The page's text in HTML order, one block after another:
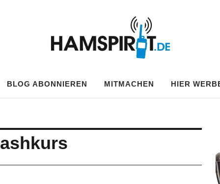
BLOG ABONNIEREN MITMACHEN HIER